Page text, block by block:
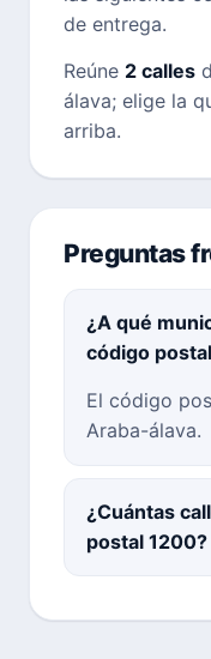
de entrega.
Reúne 2 calles
álava; elige la
arriba.
Preguntas
¿A qué
código
El código
Araba-álava.
¿Cuántas
postal 1200?